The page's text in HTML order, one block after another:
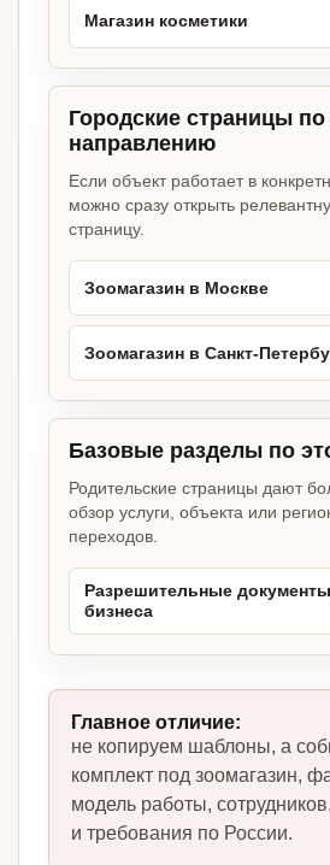
Магазин косметики
Городские страницы
направлению
Если объект работает в
можно сразу открыть
страницу.
Зоомагазин в Москве
Зоомагазин в Санкт-
Базовые разделы по
Родительские страницы дают
обзор услуги, объекта или
переходов.
Разрешительные
бизнеса
Главное отличие:
не копируем шаблоны, а
комплект под зоомагазин,
модель работы,
и требования по России.